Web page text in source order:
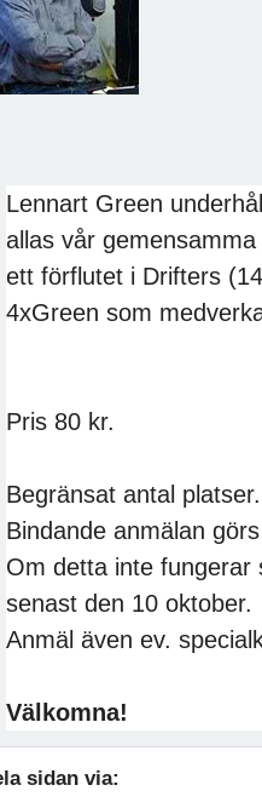
Lennart Green
allas vår
ett förflutet i Drifters
4xGreen som
Pris 80 kr.
Begränsat antal platser.
Bindande anmälan
Om detta inte fungerar
senast den 10 oktober.
Anmäl även ev.
Välkomna!
sidan via: